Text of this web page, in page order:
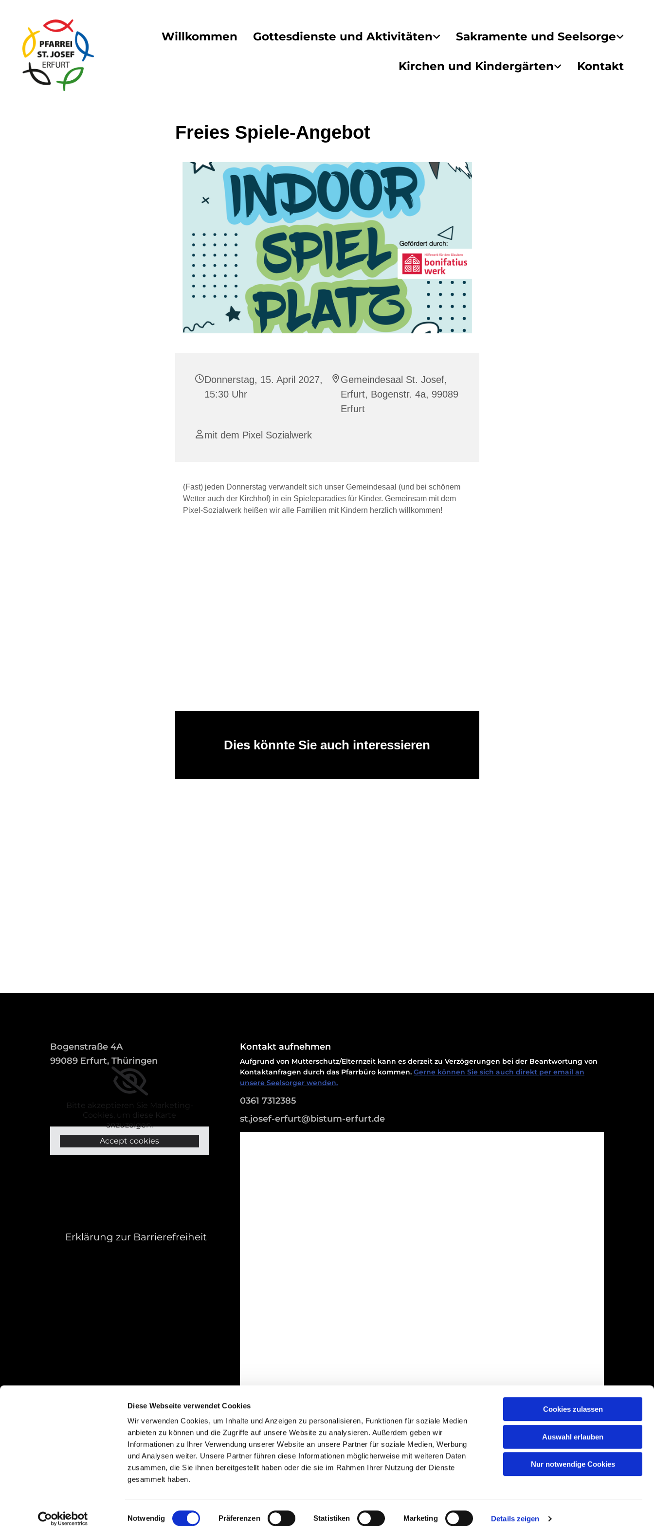
Diese Webseite verwendet Cookies
Wir verwenden Cookies, um Inhalte und Anzeigen zu personalisieren, Funktionen für soziale Medien
anbieten zu können und die Zugriffe auf unsere Website zu analysieren. Außerdem geben wir
Informationen zu Ihrer Verwendung unserer Website an unsere Partner für soziale Medien, Werbung
und Analysen weiter. Unsere Partner führen diese Informationen möglicherweise mit weiteren Daten
zusammen, die Sie ihnen bereitgestellt haben oder die sie im Rahmen Ihrer Nutzung der Dienste
gesammelt haben.
Einwilligungsauswahl
Notwendig Präferenzen Statistiken Marketing Details zeigen
Cookies zulassen
Auswahl erlauben
Nur notwendige Cookies
Willkommen Gottesdienste und Aktivitäten Sakramente und Seelsorge
Kirchen und Kindergärten Kontakt
Freies Spiele-Angebot
Donnerstag, 15. April 2027,
15:30 Uhr
Gemeindesaal St. Josef,
Erfurt, Bogenstr. 4a, 99089
Erfurt
mit dem Pixel Sozialwerk
(Fast) jeden Donnerstag verwandelt sich unser Gemeindesaal (und bei schönem
Wetter auch der Kirchhof) in ein Spieleparadies für Kinder. Gemeinsam mit dem
Pixel-Sozialwerk heißen wir alle Familien mit Kindern herzlich willkommen!
Dies könnte Sie auch interessieren
Bogenstraße 4A
99089 Erfurt, Thüringen
Bitte akzeptieren Sie Marketing-
Cookies, um diese Karte
anzuzeigen.
Accept cookies
Erklärung zur Barrierefreiheit
Kontakt aufnehmen
Aufgrund von Mutterschutz/Elternzeit kann es derzeit zu Verzögerungen bei der Beantwortung von
Kontaktanfragen durch das Pfarrbüro kommen. Gerne können Sie sich auch direkt per email an
unsere Seelsorger wenden.
0361 7312385
st.josef-erfurt@bistum-erfurt.de